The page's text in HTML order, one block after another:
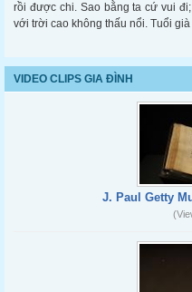
rồi được chi. Sao bằng ta cứ vui
với trời cao không thấu nổi. Tuổi
VIDEO CLIPS GIA ĐÌNH
J. Paul Getty